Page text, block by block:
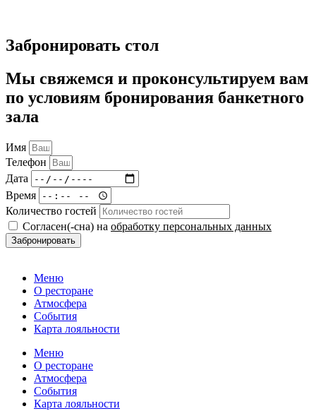
Забронировать стол
Мы свяжемся и проконсультируем вам
по условиям бронирования банкетного
зала
Имя
Телефон
Дата
Время
Количество гостей
Согласен(-сна) на обработку персональных данных
Забронировать
Меню
О ресторане
Атмосфера
События
Карта лояльности
Меню
О ресторане
Атмосфера
События
Карта лояльности